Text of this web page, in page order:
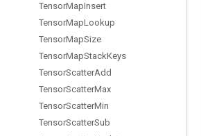
TensorMapInsert
TensorMapLookup
TensorMapSize
TensorMapStackKeys
TensorScatterAdd
TensorScatterMax
TensorScatterMin
TensorScatterSub